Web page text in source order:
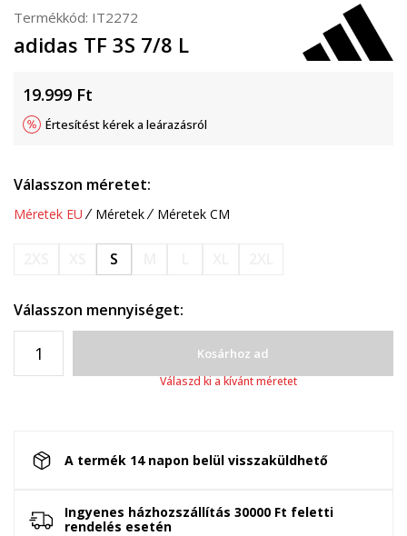
Termékkód: IT2272
adidas TF 3S 7/8 L
19.999 Ft
Értesítést kérek a leárazásról
Válasszon méretet:
Méretek EU Méretek Méretek CM
S
Válasszon mennyiséget:
Kosárhoz ad
Válaszd ki a kívánt méretet
A termék 14 napon belül visszaküldhető
Ingyenes házhozszállítás 30000 Ft feletti
rendelés esetén